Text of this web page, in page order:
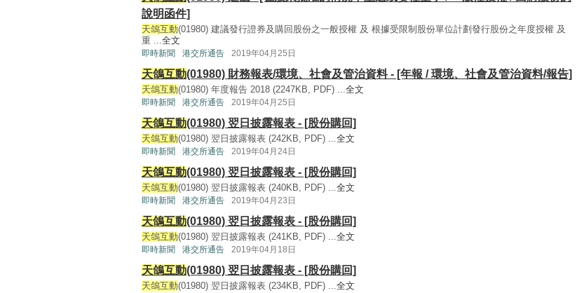
說明函件]
天鴿互動(01980) 建議發行證券及購回股份之一般授權 及 根據受限制股份單位計劃發行股份之年度授權 及
重 ...全文
即時新聞 港交所通告 2019年04月25日
天鴿互動(01980) 財務報表/環境、社會及管治資料 - [年報 / 環境、社會及管治資料/報告]
天鴿互動(01980) 年度報告 2018 (2247KB, PDF) ...全文
即時新聞 港交所通告 2019年04月25日
天鴿互動(01980) 翌日披露報表 - [股份購回]
天鴿互動(01980) 翌日披露報表 (242KB, PDF) ...全文
即時新聞 港交所通告 2019年04月24日
天鴿互動(01980) 翌日披露報表 - [股份購回]
天鴿互動(01980) 翌日披露報表 (240KB, PDF) ...全文
即時新聞 港交所通告 2019年04月23日
天鴿互動(01980) 翌日披露報表 - [股份購回]
天鴿互動(01980) 翌日披露報表 (241KB, PDF) ...全文
即時新聞 港交所通告 2019年04月18日
天鴿互動(01980) 翌日披露報表 - [股份購回]
天鴿互動(01980) 翌日披露報表 (234KB, PDF) ...全文